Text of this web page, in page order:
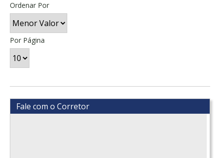
Ordenar Por
Por Página
Fale com o Corretor